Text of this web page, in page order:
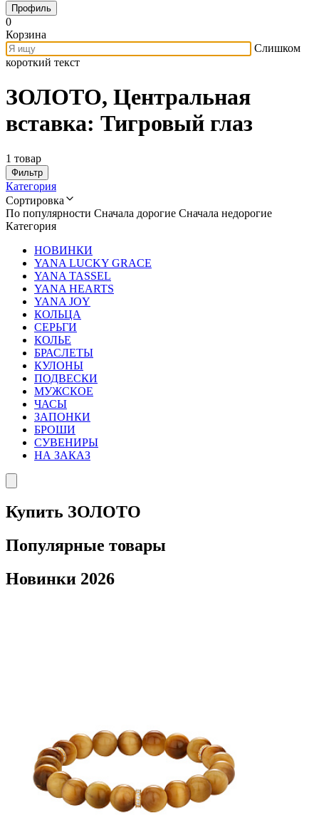
Профиль
0
Корзина
Слишком
короткий текст
ЗОЛОТО, Центральная
вставка: Тигровый глаз
1 товар
Фильтр
Категория
Сортировка
По популярности Сначала дорогие Сначала недорогие
Категория
НОВИНКИ
YANA LUCKY GRACE
YANA TASSEL
YANA HEARTS
YANA JOY
КОЛЬЦА
СЕРЬГИ
КОЛЬЕ
БРАСЛЕТЫ
КУЛОНЫ
ПОДВЕСКИ
МУЖСКОЕ
ЧАСЫ
ЗАПОНКИ
БРОШИ
СУВЕНИРЫ
НА ЗАКАЗ
Купить ЗОЛОТО
Популярные товары
Новинки 2026